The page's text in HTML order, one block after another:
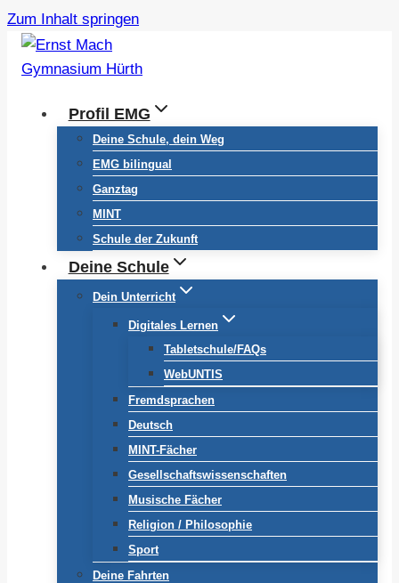
Zum Inhalt springen
Profil EMG
Deine Schule, dein Weg
EMG bilingual
Ganztag
MINT
Schule der Zukunft
Deine Schule
Dein Unterricht
Digitales Lernen
Tabletschule/FAQs
WebUNTIS
Fremdsprachen
Deutsch
MINT-Fächer
Gesellschaftswissenschaften
Musische Fächer
Religion / Philosophie
Sport
Deine Fahrten